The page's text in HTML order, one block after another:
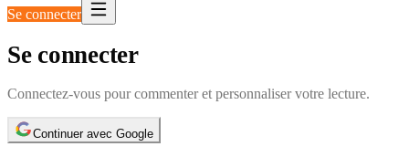
Se connecter
Se connecter
Connectez-vous pour commenter et personnaliser votre lecture.
Continuer avec Google